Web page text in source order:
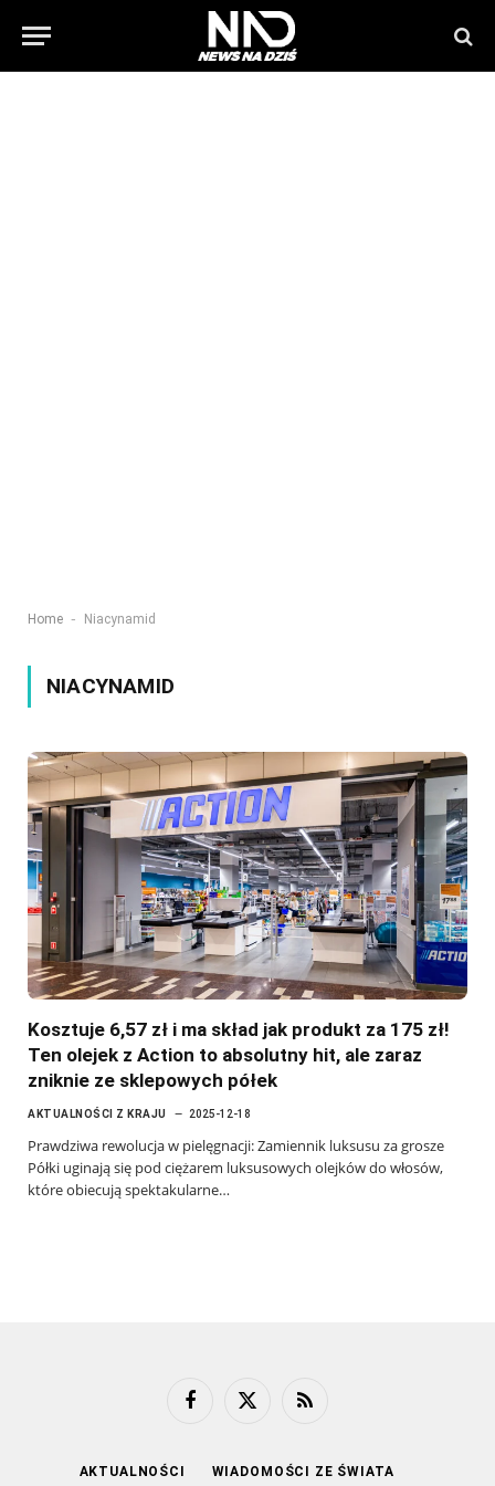
Home - Niacynamid
NIACYNAMID
Kosztuje 6,57 zł i ma skład jak produkt za 175 zł!
Ten olejek z Action to absolutny hit, ale zaraz
zniknie ze sklepowych półek
AKTUALNOŚCI Z KRAJU 2025-12-18
Prawdziwa rewolucja w pielęgnacji: Zamiennik luksusu za grosze
Półki uginają się pod ciężarem luksusowych olejków do włosów,
które obiecują spektakularne…
FacebookX
RSS
AKTUALNOŚCI WIADOMOŚCI ZE ŚWIATA